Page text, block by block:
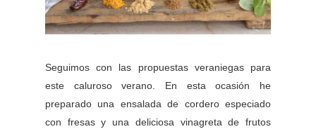
Seguimos con las propuestas veraniegas para
este caluroso verano. En esta ocasión he
preparado una ensalada de cordero especiado
con fresas y una deliciosa vinagreta de frutos